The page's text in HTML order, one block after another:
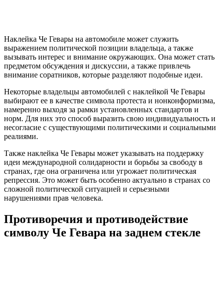
Наклейка Че Гевары на автомобиле может служить
выражением политической позиции владельца, а также
вызывать интерес и внимание окружающих. Она может стать
предметом обсуждения и дискуссии, а также привлечь
внимание соратников, которые разделяют подобные идеи.
Некоторые владельцы автомобилей с наклейкой Че Гевары
выбирают ее в качестве символа протеста и нонконформизма,
намеренно выходя за рамки установленных стандартов и
норм. Для них это способ выразить свою индивидуальность и
несогласие с существующими политическими и социальными
реалиями.
Также наклейка Че Гевары может указывать на поддержку
идеи международной солидарности и борьбы за свободу в
странах, где она ограничена или угрожает политическая
репрессия. Это может быть особенно актуально в странах со
сложной политической ситуацией и серьезными
нарушениями прав человека.
Противоречия и противодействие
символу Че Гевара на заднем стекле